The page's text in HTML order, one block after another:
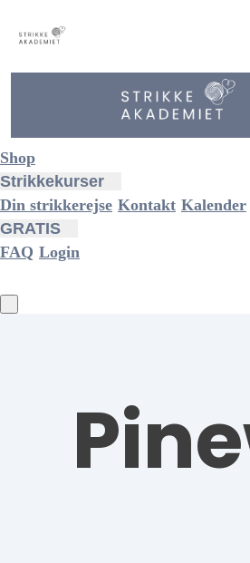
Shop
Strikkekurser
Din strikkerejse Kontakt Kalender
GRATIS
FAQ Login